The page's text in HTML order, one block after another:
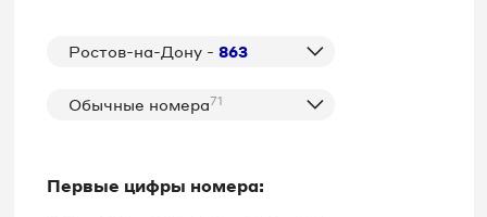
Ростов-на-Дону - 863
Обычные номера71
Первые цифры номера: